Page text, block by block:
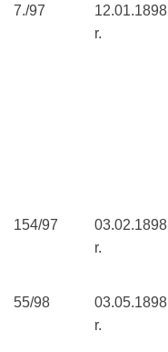
7./97
12.01.1898
r.
154/97
03.02.1898
r.
55/98
03.05.1898
r.